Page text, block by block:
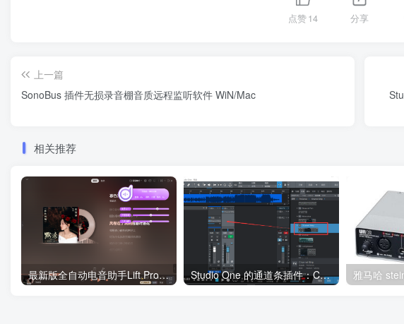
点赞14 分享
上一篇
SonoBus 插件无损录音棚音质远程监听软件 WiN/Mac
相关推荐
最新版全自动电音助手Lift Pro 自动识别基调软件 自动修改基调电音插件 一键消除人声伴奏工具 Studio One 的通道条插件：Channel Strip